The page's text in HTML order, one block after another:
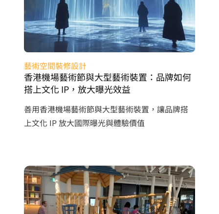
藝術空間裝修設計
香港機場藝術節與大型藝術裝置：品牌如何
搭上文化 IP，放大曝光效益
善用香港機場藝術節與大型藝術裝置，讓品牌搭
上文化 IP 放大國際曝光與體驗價值